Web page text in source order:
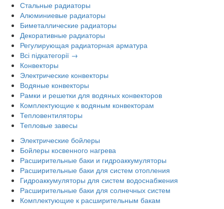
Стальные радиаторы
Алюминиевые радиаторы
Биметаллические радиаторы
Декоративные радиаторы
Регулирующая радиаторная арматура
Всі підкатегорії →
Конвекторы
Электрические конвекторы
Водяные конвекторы
Рамки и решетки для водяных конвекторов
Комплектующие к водяным конвекторам
Тепловентиляторы
Тепловые завесы
Электрические бойлеры
Бойлеры косвенного нагрева
Расширительные баки и гидроаккумуляторы
Расширительные баки для систем отопления
Гидроаккумуляторы для систем водоснабжения
Расширительные баки для солнечных систем
Комплектующие к расширительным бакам